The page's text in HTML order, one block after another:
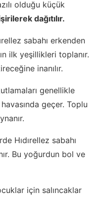
olduğu küçük
dağıtılır.
sabahı erkenden
ilk yeşillikleri toplanır.
inanılır.
genellikle
geçer. Toplu
Hıdırellez sabahı
Bu yoğurdun bol ve
için salıncaklar